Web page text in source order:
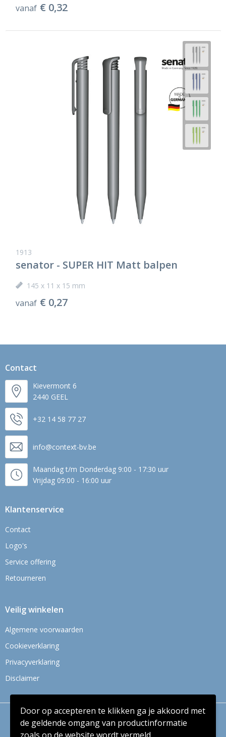
vanaf € 0,32
1913
senator - SUPER HIT Matt balpen
145 x 11 x 15 mm
vanaf € 0,27
Contact
Kievermont 6
2440 GEEL
+32 14 58 77 27
info@context-bv.be
Maandag t/m Donderdag 9:00 - 17:30 uur
Vrijdag 09:00 - 16:00 uur
Klantenservice
Contact
Logo's
Service offering
Retourneren
Veilig winkelen
Algemene voorwaarden
Cookieverklaring
Privacyverklaring
Disclaimer
© Copyright Context BV 2024
Door op accepteren te klikken ga je akkoord met
de geldende omgang van productinformatie